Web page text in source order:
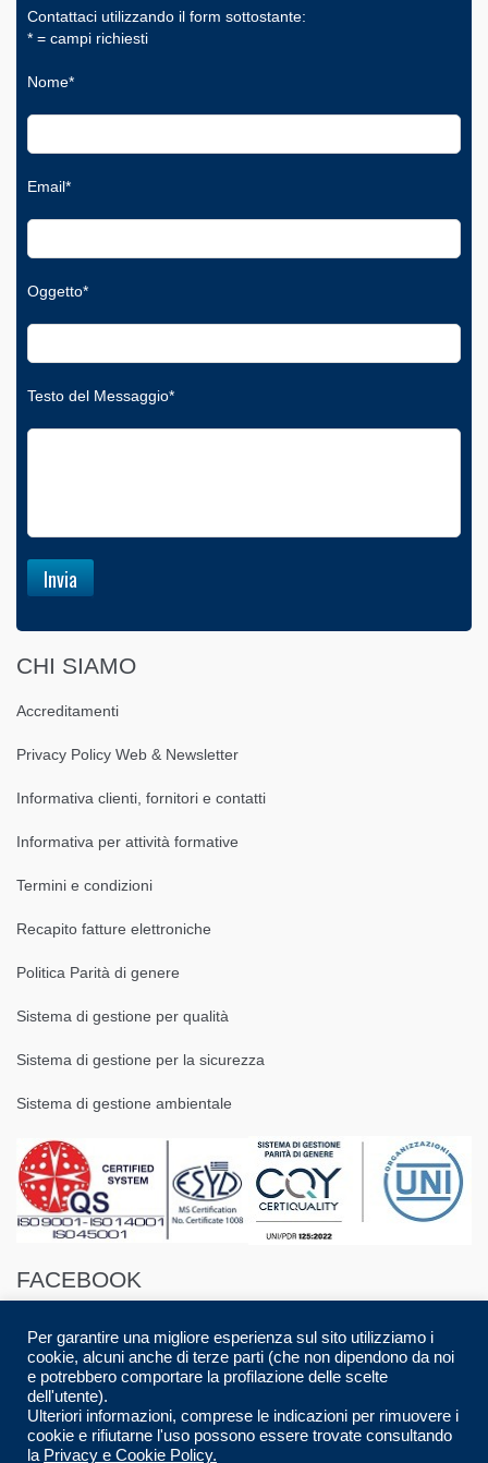
Contattaci utilizzando il form sottostante:
* = campi richiesti
Nome*
Email*
Oggetto*
Testo del Messaggio*
CHI SIAMO
Accreditamenti
Privacy Policy Web & Newsletter
Informativa clienti, fornitori e contatti
Informativa per attività formative
Termini e condizioni
Recapito fatture elettroniche
Politica Parità di genere
Sistema di gestione per qualità
Sistema di gestione per la sicurezza
Sistema di gestione ambientale
FACEBOOK
© 2016 Spazio88 S.r.l. p.i. 08283280017 | Developed byLuca Musolino
|
Designed byAdContent |All Rights Reserved.
Per garantire una migliore esperienza sul sito utilizziamo i
cookie, alcuni anche di terze parti (che non dipendono da noi
e potrebbero comportare la profilazione delle scelte
dell'utente).
Ulteriori informazioni, comprese le indicazioni per rimuovere i
cookie e rifiutarne l'uso possono essere trovate consultando
la Privacy e Cookie Policy.